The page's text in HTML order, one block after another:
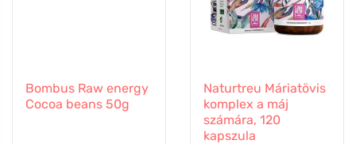
Bombus Raw energy
Cocoa beans 50g
Naturtreu Máriatövis
komplex a máj
számára, 120
kapszula